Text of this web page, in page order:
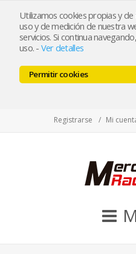
Utilizamos cookies propias y
uso y de medición de nuestra
servicios. Si continua
uso. - Ver detalles
Permitir cookies
Registrarse
Mi